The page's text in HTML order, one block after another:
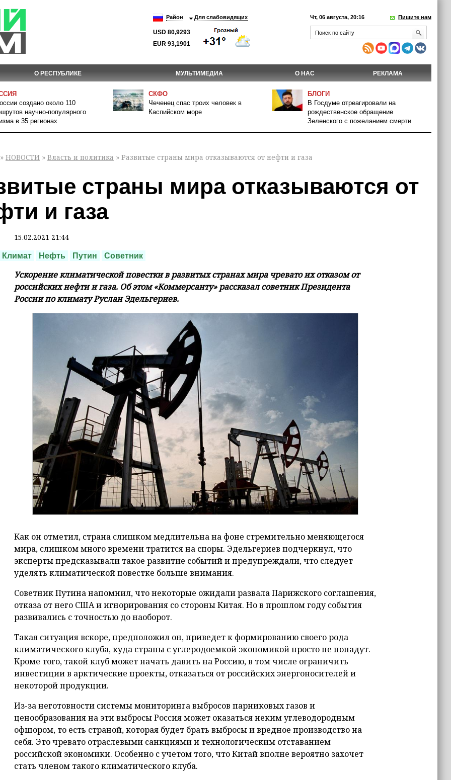
Район Для слабовидящих
USD 80,9293
EUR 93,1901
Чт, 06 августа, 20:16 Пишите нам
О РЕСПУБЛИКЕ МУЛЬТИМЕДИА О НАС РЕКЛАМА
создано около 110
научно-популярного
в 35 регионах
СКФО
Чеченец спас троих человек в
Каспийском море
БЛОГИ
В Госдуме отреагировали на
рождественское обращение
Зеленского с пожеланием смерти
» НОВОСТИ » Власть и политика » Развитые страны мира отказываются от нефти и газа
страны мира отказываются от
и газа
15.02.2021 21:44
Климат Нефть Путин Советник
Ускорение климатической повестки в развитых странах мира чревато их отказом от
российских нефти и газа. Об этом «Коммерсанту» рассказал советник Президента
России по климату Руслан Эдельгериев.
Как он отметил, страна слишком медлительна на фоне стремительно меняющегося
мира, слишком много времени тратится на споры. Эдельгериев подчеркнул, что
эксперты предсказывали такое развитие событий и предупреждали, что следует
уделять климатической повестке больше внимания.
Советник Путина напомнил, что некоторые ожидали развала Парижского соглашения,
отказа от него США и игнорирования со стороны Китая. Но в прошлом году события
развивались с точностью до наоборот.
Такая ситуация вскоре, предположил он, приведет к формированию своего рода
климатического клуба, куда страны с углеродоемкой экономикой просто не попадут.
Кроме того, такой клуб может начать давить на Россию, в том числе ограничить
инвестиции в арктические проекты, отказаться от российских энергоносителей и
некоторой продукции.
Из-за неготовности системы мониторинга выбросов парниковых газов и
ценообразования на эти выбросы Россия может оказаться неким углеводородным
офшором, то есть страной, которая будет брать выбросы и вредное производство на
себя. Это чревато отраслевыми санкциями и технологическим отставанием
российской экономики. Особенно с учетом того, что Китай вполне вероятно захочет
стать членом такого климатического клуба.